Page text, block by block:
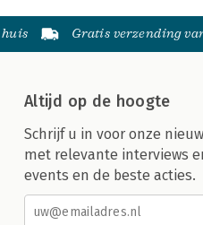
huis Gratis verzending
Altijd op de hoogte
Schrijf u in voor onze
met relevante interviews
events en de beste acties.